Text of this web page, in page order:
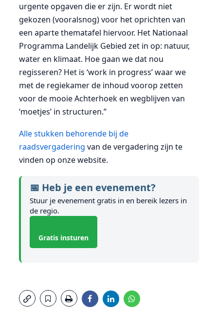
urgente opgaven die er zijn. Er wordt niet
gekozen (vooralsnog) voor het oprichten van
een aparte thematafel hiervoor. Het Nationaal
Programma Landelijk Gebied zet in op: natuur,
water en klimaat. Hoe gaan we dat nou
regisseren? Het is ‘work in progress’ waar we
met de regiekamer de inhoud voorop zetten
voor de mooie Achterhoek en wegblijven van
‘moetjes’ in structuren.”
Alle stukken behorende bij de
raadsvergadering van de vergadering zijn te
vinden op onze website.
📅 Heb je een evenement?
Stuur je evenement gratis in en bereik lezers in
de regio.
Gratis insturen